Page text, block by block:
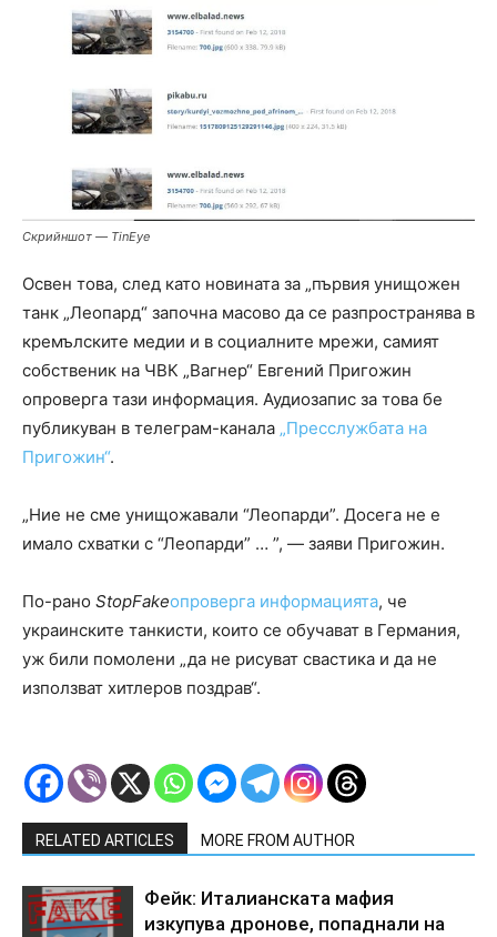
Скрийншот — TinEye
Освен това, след като новината за „първия унищожен
танк „Леопард“ започна масово да се разпространява в
кремълските медии и в социалните мрежи, самият
собственик на ЧВК „Вагнер“ Евгений Пригожин
опроверга тази информация. Аудиозапис за това бе
публикуван в телеграм-канала „Пресслужбата на
Пригожин“.
„Ние не сме унищожавали “Леопарди”. Досега не е
имало схватки с “Леопарди” … ”, — заяви Пригожин.
По-рано StopFakeопроверга информацията, че
украинските танкисти, които се обучават в Германия,
уж били помолени „да не рисуват свастика и да не
използват хитлеров поздрав“.
RELATED ARTICLES MORE FROM AUTHOR
Фейк: Италианската мафия
изкупува дронове, попаднали на